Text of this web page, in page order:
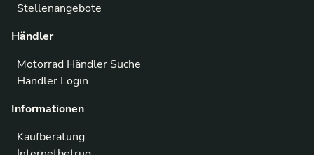
Stellenangebote
Händler
Motorrad Händler Suche
Händler Login
Informationen
Kaufberatung